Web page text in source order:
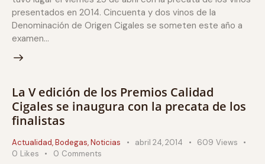
presentados en 2014. Cincuenta y dos vinos de la
Denominación de Origen Cigales se someten este año a
examen…
La V edición de los Premios Calidad
Cigales se inaugura con la precata de los
finalistas
Actualidad,Bodegas,Noticias abril 24, 2014 609 Views
0 Likes 0 Comments